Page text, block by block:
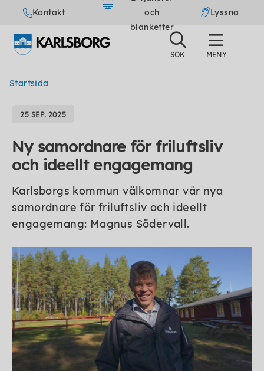
Kontakt
och
blanketter
Lyssna
Startsida
25 SEP. 2025
Ny samordnare för friluftsliv
och ideellt engagemang
Karlsborgs kommun välkomnar vår nya
samordnare för friluftsliv och ideellt
engagemang: Magnus Södervall.